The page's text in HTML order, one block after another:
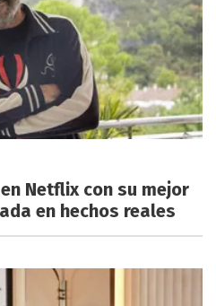
Netflix con su mejor
en hechos reales